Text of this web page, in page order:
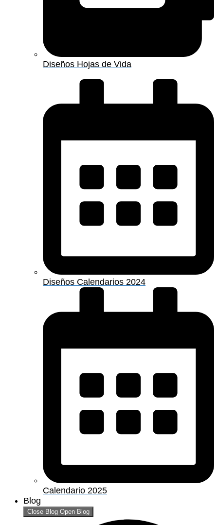
Diseños Hojas de Vida
Diseños Calendarios 2024
Calendario 2025
Blog
Close Blog Open Blog